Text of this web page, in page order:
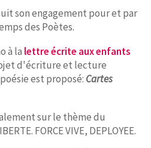
son engagement pour et par
des Poètes.
à la lettre écrite aux enfants
d'écriture et lecture
est proposé: Cartes
sur le thème du
FORCE VIVE, DEPLOYEE.